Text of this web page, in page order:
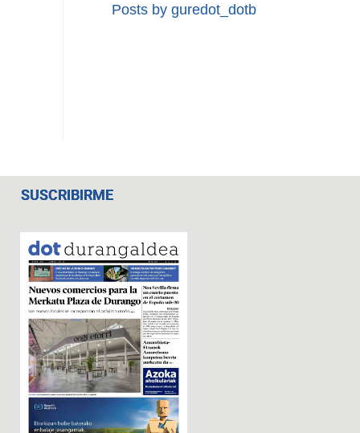
Posts by guredot_dotb
SUSCRIBIRME